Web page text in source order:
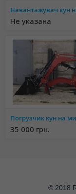
2) вила для сінажу зі
Не указана
35 000 грн.
© 2018